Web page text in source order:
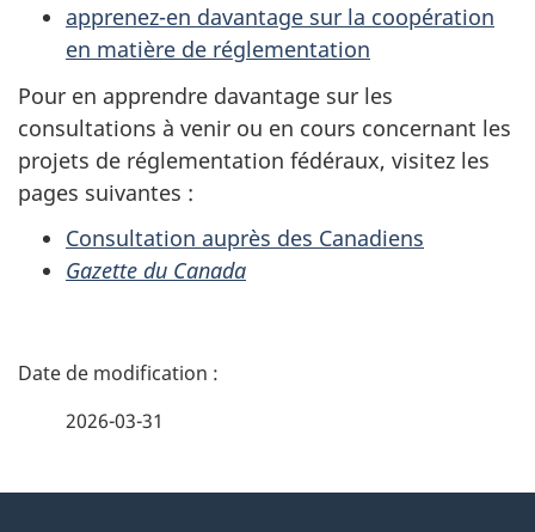
apprenez-en davantage sur la coopération
en matière de réglementation
Pour en apprendre davantage sur les
consultations à venir ou en cours concernant les
projets de réglementation fédéraux, visitez les
pages suivantes :
Consultation auprès des Canadiens
Gazette du Canada
D
2026-03-31